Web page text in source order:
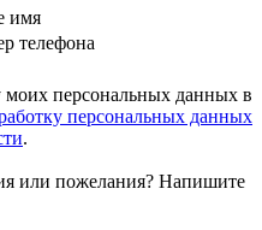
имя
телефона
моих персональных данных в
персональных данных
.
или пожелания? Напишите